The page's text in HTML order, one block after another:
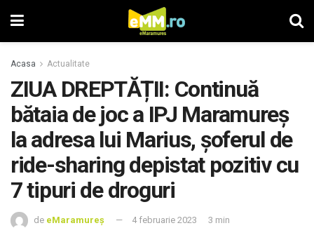
Acasa Actualitate
ZIUA DREPTĂȚII: Continuă
bătaia de joc a IPJ Maramureș
la adresa lui Marius, șoferul de
ride-sharing depistat pozitiv cu
7 tipuri de droguri
de eMaramureș 4 februarie 2023 3 min